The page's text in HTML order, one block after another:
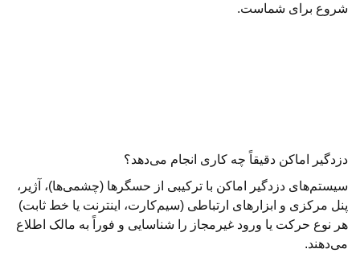
شروع برای شماست.
دزدگیر اماکن دقیقاً چه کاری انجام می‌دهد؟
سیستم‌های دزدگیر اماکن با ترکیبی از حسگرها (چشمی‌ها)، آژیر،
پنل مرکزی و ابزارهای ارتباطی (سیم‌کارت، اینترنت یا خط ثابت)
هر نوع حرکت یا ورود غیرمجاز را شناسایی و فوراً به مالک اطلاع
می‌دهند.